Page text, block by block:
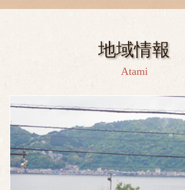
地域情報
Atami